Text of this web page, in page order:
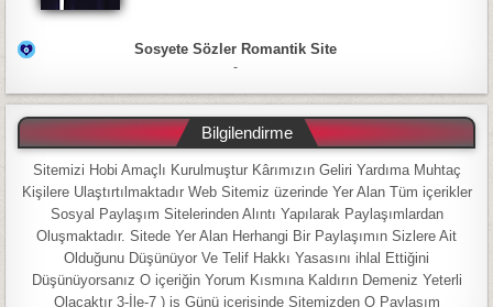
Sosyete Sözler Romantik Site
-
Bilgilendirme
Sitemizi Hobi Amaçlı Kurulmuştur Kârımızın Geliri Yardıma Muhtaç
Kişilere Ulaştırtılmaktadır Web Sitemiz üzerinde Yer Alan Tüm içerikler
Sosyal Paylaşım Sitelerinden Alıntı Yapılarak Paylaşımlardan
Oluşmaktadır. Sitede Yer Alan Herhangi Bir Paylaşımın Sizlere Ait
Olduğunu Düşünüyor Ve Telif Hakkı Yasasını ihlal Ettiğini
Düşünüyorsanız O içeriğin Yorum Kısmına Kaldırın Demeniz Yeterli
Olacaktır 3-İle-7 ) iş Günü içerisinde Sitemizden O Paylaşım